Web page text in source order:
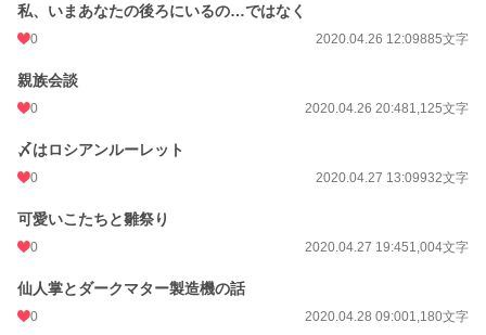
私、いまあなたの後ろにいるの…ではなく
0 2020.04.26 12:09885文字
親族会談
0 2020.04.26 20:481,125文字
〆はロシアンルーレット
0 2020.04.27 13:09932文字
可愛いこたちと雛祭り
0 2020.04.27 19:451,004文字
仙人掌とダークマター製造機の話
0 2020.04.28 09:001,180文字